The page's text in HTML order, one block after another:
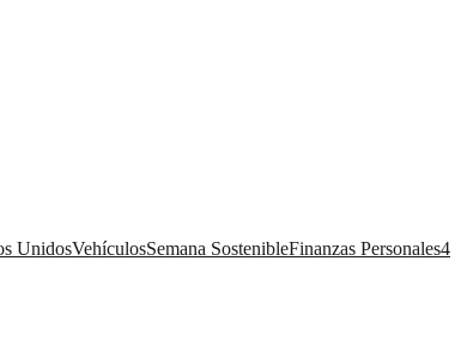
UnidosVehículosSemana SostenibleFinanzas Personales4